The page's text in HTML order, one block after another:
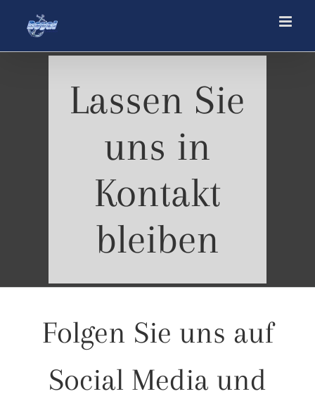
content
Lassen Sie
uns in
Kontakt
bleiben
Folgen Sie uns auf
Social Media und